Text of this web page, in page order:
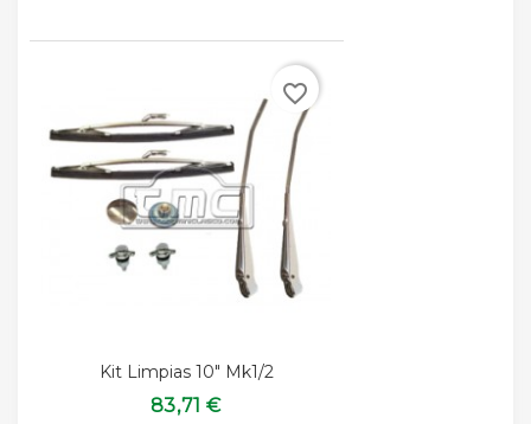
Kit Limpias 10" Mk1/2
83,71 €
favorite_border